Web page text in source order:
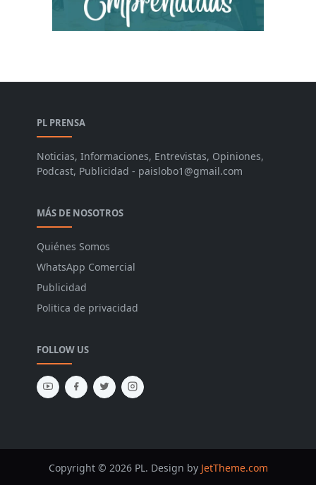
PL PRENSA
Noticias, Informaciones, Entrevistas, Opiniones,
Podcast, Publicidad - paislobo1@gmail.com
MÁS DE NOSOTROS
Quiénes Somos
WhatsApp Comercial
Publicidad
Politica de privacidad
FOLLOW US
Copyright © 2026 PL. Design by JetTheme.com